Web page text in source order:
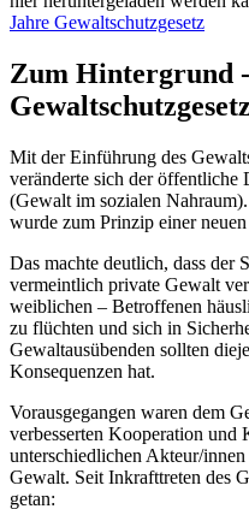
Jahre Gewaltschutzgesetz
Zum Hintergrund
Gewaltschutzgesetz
Mit der Einführung des
veränderte sich der öffentliche
(Gewalt im sozialen
wurde zum Prinzip einer
Das machte deutlich, dass der
vermeintlich private Gewalt
weiblichen – Betroffenen
zu flüchten und sich in
Gewaltausübenden sollten
Konsequenzen hat.
Vorausgegangen waren dem
verbesserten Kooperation und
unterschiedlichen Akteur/
Gewalt. Seit Inkrafttreten des
getan: